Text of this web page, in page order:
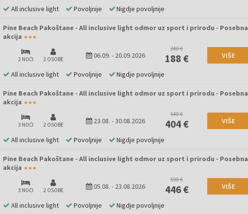
All inclusive light Povoljnije Nigdje povoljnije
Pine Beach Pakoštane - All inclusive light odmor uz sport i prirodu - Posebna
akcija
2 NOĆI 2 OSOBE 06.09. - 20.09.2026
240 €
188 € VIŠE
All inclusive light Povoljnije Nigdje povoljnije
Pine Beach Pakoštane - All inclusive light odmor uz sport i prirodu - Posebna
akcija
3 NOĆI 2 OSOBE 23.08. -30.08.2026
540 €
404 € VIŠE
All inclusive light Povoljnije Nigdje povoljnije
Pine Beach Pakoštane - All inclusive light odmor uz sport i prirodu - Posebna
akcija
3 NOĆI 2 OSOBE 05.08. - 23.08.2026
590 €
446 € VIŠE
All inclusive light Povoljnije Nigdje povoljnije